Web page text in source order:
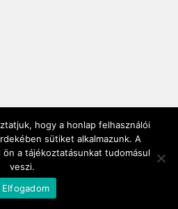
hogy a honlap felhasználói
sütiket alkalmazunk. A
ön a tájékoztatásunkat tudomásul
veszi.
Elfogadom